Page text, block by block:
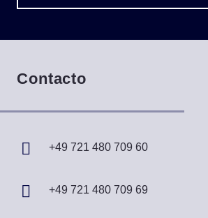
Contacto
+49 721 480 709 60
+49 721 480 709 69